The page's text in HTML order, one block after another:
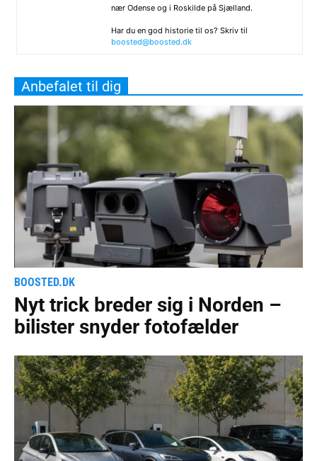
nær Odense og i Roskilde på Sjælland.
Har du en god historie til os? Skriv til
boosted@boosted.dk